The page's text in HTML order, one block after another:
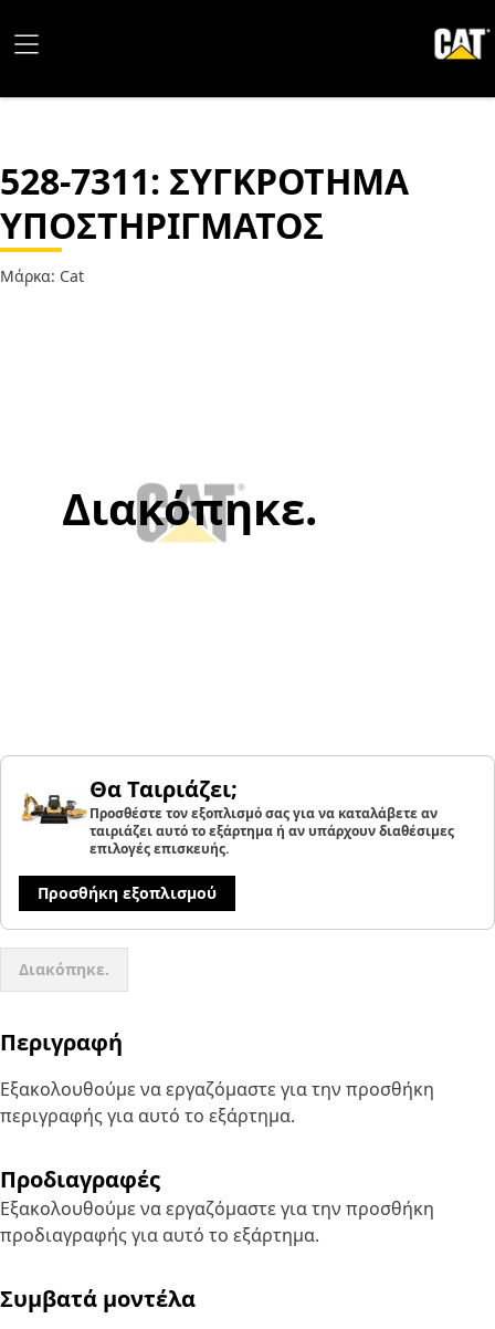
528-7311: ΣΥΓΚΡΟΤΗΜΑ
ΥΠΟΣΤΗΡΙΓΜΑΤΟΣ
Μάρκα: Cat
Διακόπηκε.
Θα Ταιριάζει;
Προσθέστε τον εξοπλισμό σας για να καταλάβετε αν
ταιριάζει αυτό το εξάρτημα ή αν υπάρχουν διαθέσιμες
επιλογές επισκευής.
Προσθήκη εξοπλισμού
Διακόπηκε.
Περιγραφή
Εξακολουθούμε να εργαζόμαστε για την προσθήκη
περιγραφής για αυτό το εξάρτημα.
Προδιαγραφές
Εξακολουθούμε να εργαζόμαστε για την προσθήκη
προδιαγραφής για αυτό το εξάρτημα.
Συμβατά μοντέλα